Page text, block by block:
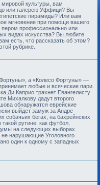
культуры, вам
или галерею Уффици? Вы
пирамиды? Или вам
мгновение при помощи вашего
профессионально или
видах искусства? Вы любите
есть, что рассказать об этом?
рубрике.
а «Колесо Фортуны» —
любые и всяческие пари.
Ди Каприо трахнет Евангелисту
Михалкову дадут второго
обнаружатся еврейские
выйдет замуж за Андре
собачьих бегах, на бахрейнских
рутине, как футбол,
на следующих выборах.
нарушающие Уголовного
один к одному с западных